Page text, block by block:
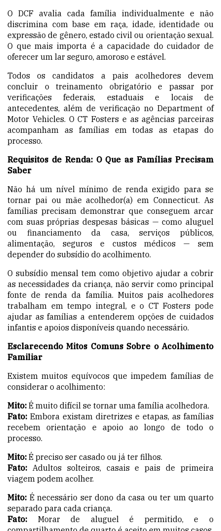
O DCF avalia cada família individualmente e não
discrimina com base em raça, idade, identidade ou
expressão de gênero, estado civil ou orientação sexual.
O que mais importa é a capacidade do cuidador de
oferecer um lar seguro, amoroso e estável.
Todos os candidatos a pais acolhedores devem
concluir o treinamento obrigatório e passar por
verificações federais, estaduais e locais de
antecedentes, além de verificação no Department of
Motor Vehicles. O CT Fosters e as agências parceiras
acompanham as famílias em todas as etapas do
processo.
Requisitos de Renda: O Que as Famílias Precisam
Saber
Não há um nível mínimo de renda exigido para se
tornar pai ou mãe acolhedor(a) em Connecticut. As
famílias precisam demonstrar que conseguem arcar
com suas próprias despesas básicas — como aluguel
ou financiamento da casa, serviços públicos,
alimentação, seguros e custos médicos — sem
depender do subsídio do acolhimento.
O subsídio mensal tem como objetivo ajudar a cobrir
as necessidades da criança, não servir como principal
fonte de renda da família. Muitos pais acolhedores
trabalham em tempo integral, e o CT Fosters pode
ajudar as famílias a entenderem opções de cuidados
infantis e apoios disponíveis quando necessário.
Esclarecendo Mitos Comuns Sobre o Acolhimento
Familiar
Existem muitos equívocos que impedem famílias de
considerar o acolhimento:
Mito: É muito difícil se tornar uma família acolhedora.
Fato: Embora existam diretrizes e etapas, as famílias
recebem orientação e apoio ao longo de todo o
processo.
Mito: É preciso ser casado ou já ter filhos.
Fato: Adultos solteiros, casais e pais de primeira
viagem podem acolher.
Mito: É necessário ser dono da casa ou ter um quarto
separado para cada criança.
Fato: Morar de aluguel é permitido, e o